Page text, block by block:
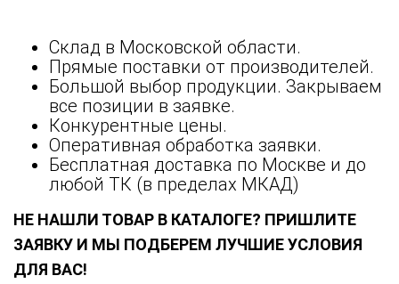
Склад в Московской области.
Прямые поставки от производителей.
Большой выбор продукции. Закрываем
все позиции в заявке.
Конкурентные цены.
Оперативная обработка заявки.
Бесплатная доставка по Москве и до
любой ТК (в пределах МКАД)
НЕ НАШЛИ ТОВАР В КАТАЛОГЕ? ПРИШЛИТЕ
ЗАЯВКУ И МЫ ПОДБЕРЕМ ЛУЧШИЕ УСЛОВИЯ
ДЛЯ ВАС!